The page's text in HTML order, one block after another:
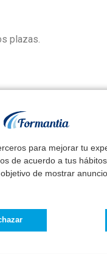
para mejorar tu
de acuerdo a tus
de mostrar
plazas.